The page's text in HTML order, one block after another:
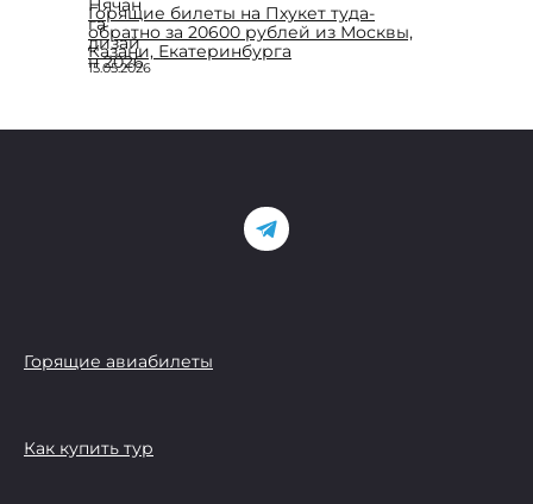
Горящие билеты на Пхукет туда-
обратно за 20600 рублей из Москвы,
Казани, Екатеринбурга
15.05.2026
Горящие авиабилеты
Как купить тур